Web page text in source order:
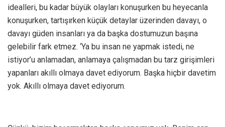
idealleri, bu kadar büyük olayları konuşurken bu heyecanla
konuşurken, tartışırken küçük detaylar üzerinden davayı, o
davayı güden insanları ya da başka dostumuzun başına
gelebilir fark etmez. ‘Ya bu insan ne yapmak istedi, ne
istiyor’u anlamadan, anlamaya çalışmadan bu tarz girişimleri
yapanları akıllı olmaya davet ediyorum. Başka hiçbir davetim
yok. Akıllı olmaya davet ediyorum.